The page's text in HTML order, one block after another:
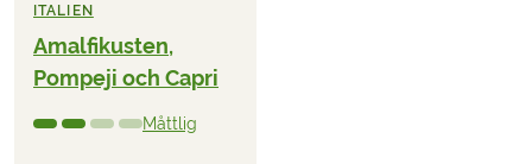
ITALIEN
Amalfikusten,
Pompeji och Capri
Måttlig